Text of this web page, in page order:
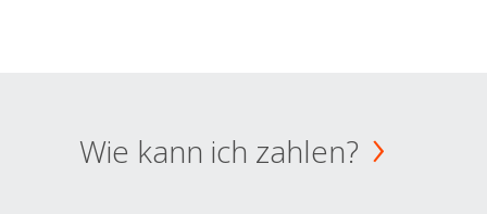
Wie kann ich zahlen?